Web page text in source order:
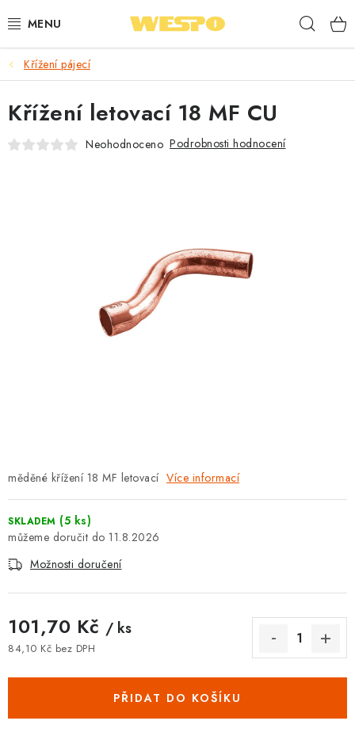
na
ARMATURY PRO TOPENÍ A VODU
TOPENÍ A OHŘEV VODY
TVAROVKY A TRUBKY
⭐ NEJLÉPE HODNOCENÉ
KONTAKT
TOPENÁŘSKÁ AKADEMIE
OBCHODNÍ PODMÍNKY
🚚 STAV OBJEDNÁVKY
Křížení pájecí
měděné křížení 18 MF letovací Více informací
SKLADEM (5 ks)
11.8.2026
Možnosti doručení
101,70 Kč / ks
84,10 Kč bez DPH
PŘIDAT DO KOŠÍKU
Křížení letovací 18 MF CU
Neohodnoceno Podrobnosti hodnocení